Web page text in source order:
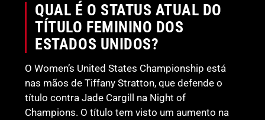
QUAL É O STATUS ATUAL DO
TÍTULO FEMININO DOS
ESTADOS UNIDOS?
O Women’s United States Championship está
nas mãos de Tiffany Stratton, que defende o
título contra Jade Cargill na Night of
Champions. O título tem visto um aumento na